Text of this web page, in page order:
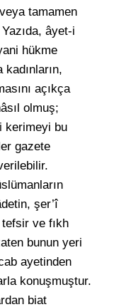
tamamen
âyet-i
hükme
açıkça
olmuş;
kerimeyi bu
gazete
şer’î
ve fıkh
bunun yeri
ayetinden
konuşmuştur.
biat